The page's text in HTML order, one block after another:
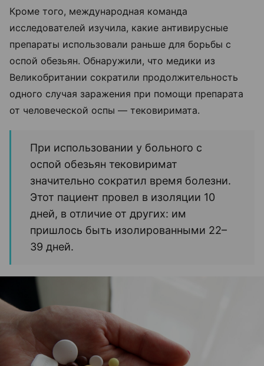
Кроме того, международная команда
исследователей изучила, какие антивирусные
препараты использовали раньше для борьбы с
оспой обезьян. Обнаружили, что медики из
Великобритании сократили продолжительность
одного случая заражения при помощи препарата
от человеческой оспы — тековиримата.
При использовании у больного с
оспой обезьян тековиримат
значительно сократил время болезни.
Этот пациент провел в изоляции 10
дней, в отличие от других: им
пришлось быть изолированными 22–
39 дней.